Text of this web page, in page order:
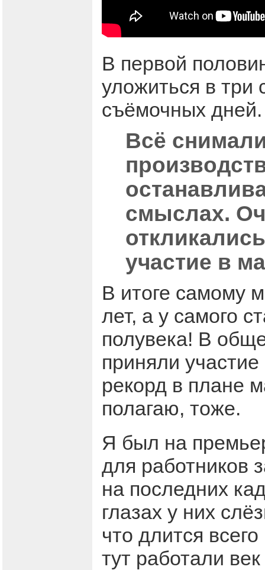
В первой
уложиться в три
съёмочных дней.
Всё
смыслах.
участие в
В итоге самому
лет, а у самого
полувека! В
приняли
рекорд в плане
полагаю, тоже.
Я был на
для работников
на последних
глазах у них
что длится
тут работали